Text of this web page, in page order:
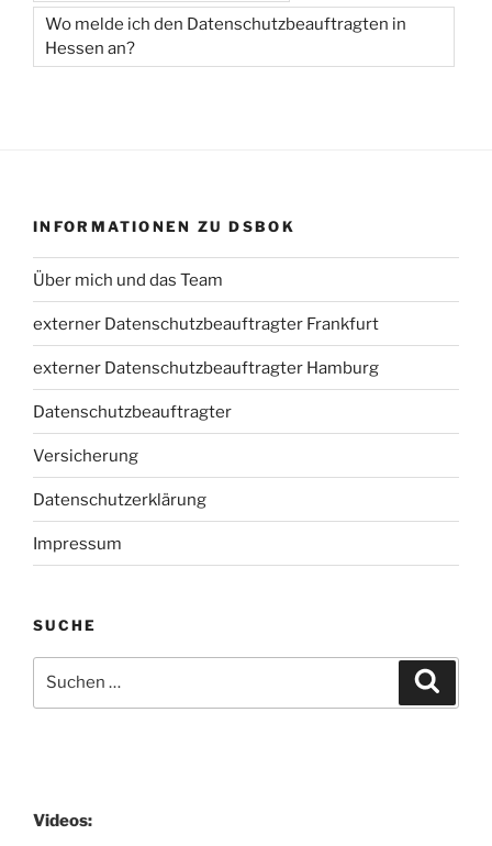
Wo melde ich den Datenschutzbeauftragten in
Hessen an?
INFORMATIONEN ZU DSBOK
Über mich und das Team
externer Datenschutzbeauftragter Frankfurt
externer Datenschutzbeauftragter Hamburg
Datenschutzbeauftragter
Versicherung
Datenschutzerklärung
Impressum
SUCHE
nach:
Videos: